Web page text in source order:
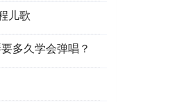
儿歌
多久学会弹唱？